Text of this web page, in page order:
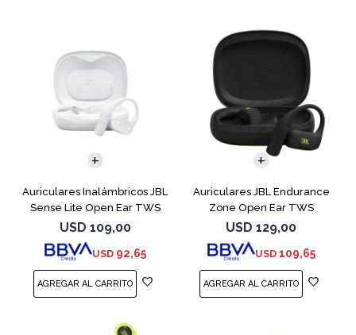
Auriculares Inalámbricos JBL
Sense Lite Open Ear TWS
Blanco
USD 109,00
USD 92,65
Auriculares JBL Endurance
Zone Open Ear TWS
Bluetooth Black
USD 129,00
USD 109,65